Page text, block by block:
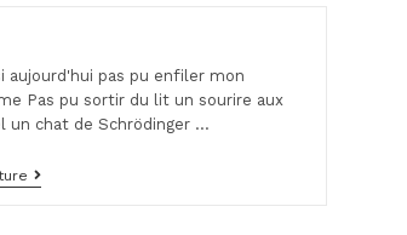
aujourd'hui pas pu enfiler mon
Pas pu sortir du lit un sourire aux
un chat de Schrödinger …
Pandore